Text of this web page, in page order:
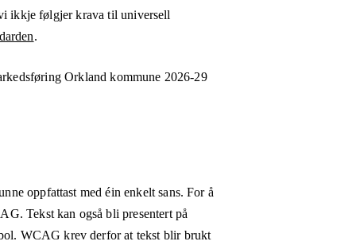
ikkje følgjer krava til universell
.
Orkland kommune 2026-29
oppfattast med éin enkelt sans. For å
Tekst kan også bli presentert på
WCAG krev derfor at tekst blir brukt